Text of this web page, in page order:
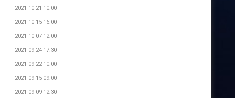
2021-10-21 10:00
2021-10-15 16:00
2021-10-07 12:00
2021-09-24 17:30
2021-09-22 10:00
2021-09-15 09:00
2021-09-09 12:30